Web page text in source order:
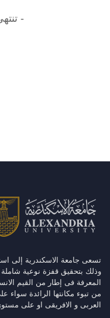
-
تسعى جامعة الاسكندرية إلى
وذلك بتحقيق قفزة نوعية
المعرفة فى إطار من القيم
من تبوء مكانتها الرائدة سواء
العربى و الافريقى او على